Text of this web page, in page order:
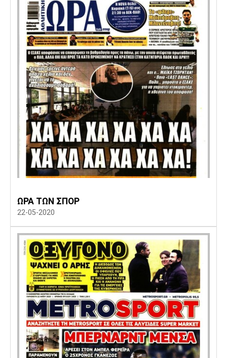
ΩΡΑ ΤΩΝ ΣΠΟΡ
22-05-2020